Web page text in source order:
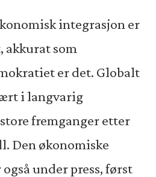
integrasjon er
akkurat som
er det. Globalt
i langvarig
fremganger etter
Den økonomiske
under press, først